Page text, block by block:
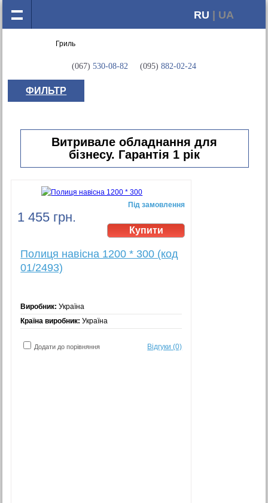
RU | UA
(067) 530-08-82 (095) 882-02-24
ФИЛЬТР
Витривале обладнання для
бізнесу. Гарантія 1 рік
1 455 грн.
Під замовлення
Полиця навісна 1200 * 300 (код
01/2493)
Виробник: Україна
Країна виробник: Україна
Додати до порівняння Відгуки (0)